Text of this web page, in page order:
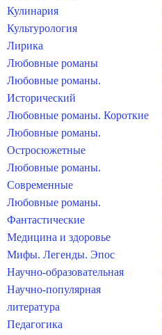
Кулинария
Культурология
Лирика
Любовные романы
Любовные романы.
Исторический
Любовные романы. Короткие
Любовные романы.
Остросюжетные
Любовные романы.
Современные
Любовные романы.
Фантастические
Медицина и здоровье
Мифы. Легенды. Эпос
Научно-образовательная
Научно-популярная
литература
Педагогика